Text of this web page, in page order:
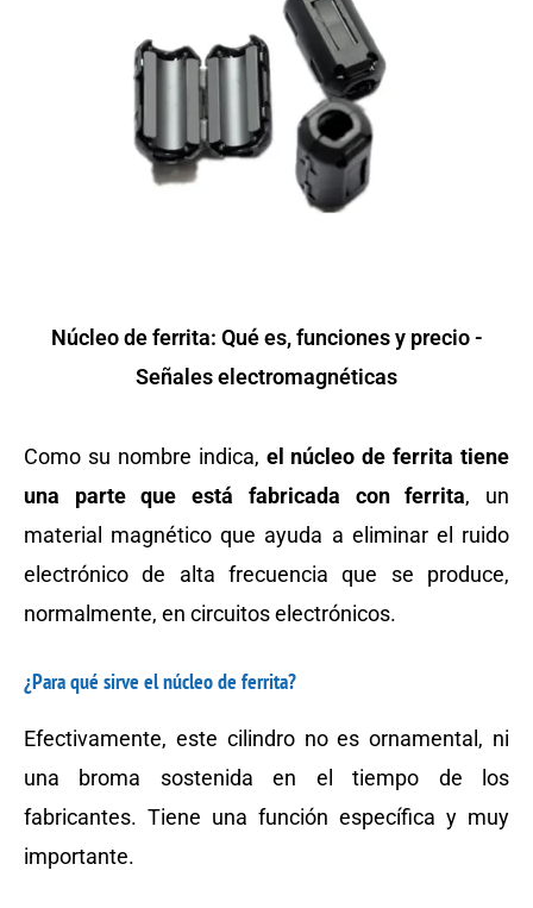
Núcleo de ferrita: Qué es, funciones y precio -
Señales electromagnéticas
Como su nombre indica, el núcleo de ferrita tiene
una parte que está fabricada con ferrita, un
material magnético que ayuda a eliminar el ruido
electrónico de alta frecuencia que se produce,
normalmente, en circuitos electrónicos.
¿Para qué sirve el núcleo de ferrita?
Efectivamente, este cilindro no es ornamental, ni
una broma sostenida en el tiempo de los
fabricantes. Tiene una función específica y muy
importante.